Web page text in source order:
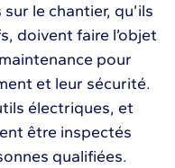
le chantier, qu’ils
doivent faire l’objet
pour
et leur sécurité.
électriques, et
être inspectés
qualifiées.